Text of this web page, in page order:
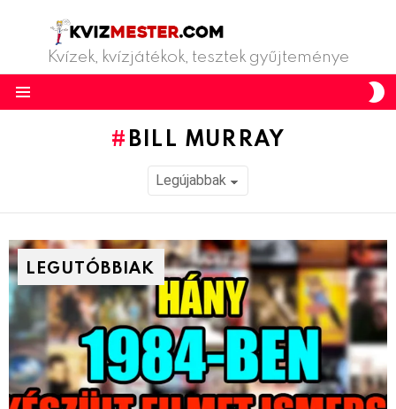
Kvízek, kvízjátékok, tesztek gyűjteménye
BILL MURRAY
LEGUTÓBBIAK